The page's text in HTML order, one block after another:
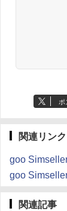
ポ
関連リンク
goo
goo
関連記事